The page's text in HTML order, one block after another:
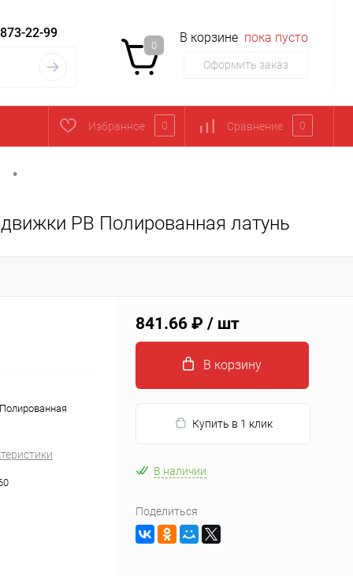
22-99
0
В корзине пока пусто
Оформить заказ
Избранное 0 Сравнение 0
•
PB Полированная латунь
841.66 ₽ / шт
В корзину
Купить в 1 клик
В наличии
Поделиться